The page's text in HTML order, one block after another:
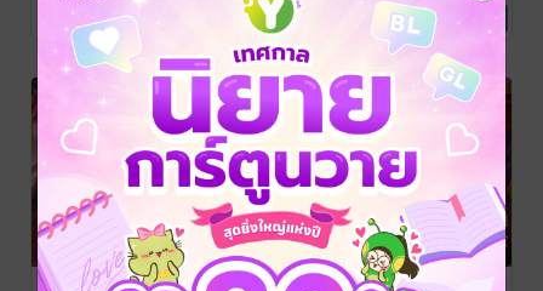
Mylovenovel
นิยายรักจีนโบราณ
1 Rating
Mylovenovel
นิยายรักจีนโบราณ
No Rating
บ้านตงซาน ยุค
80
Mylovenovel
นิยายรักจีนโบราณ
2 Rating
สตรีบรรณาการ
ช่วยหลบหน่อย
เมื่อนางร้ายทะลุ